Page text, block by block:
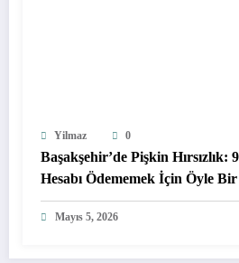
Yilmaz 0
Başakşehir’de Pişkin Hırsızlık:
Hesabı Ödememek İçin Öyle
Ki!
Mayıs 5, 2026